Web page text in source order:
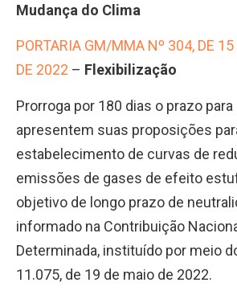
Mudança do Clima
PORTARIA GM/MMA Nº 304, DE 15
DE 2022 – Flexibilização
Prorroga por 180 dias o prazo
apresentem suas proposições
estabelecimento de curvas de
emissões de gases de efeito
objetivo de longo prazo de
informado na Contribuição
Determinada, instituído por meio
11.075, de 19 de maio de 2022.